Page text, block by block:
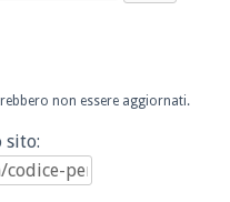
non essere aggiornati.
sito: